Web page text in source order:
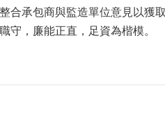
合承包商與監造單位意見以獲
守，廉能正直，足資為楷模。